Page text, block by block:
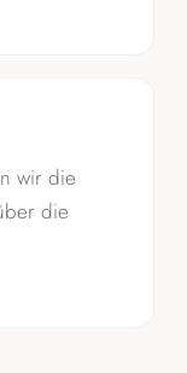
wir die
die